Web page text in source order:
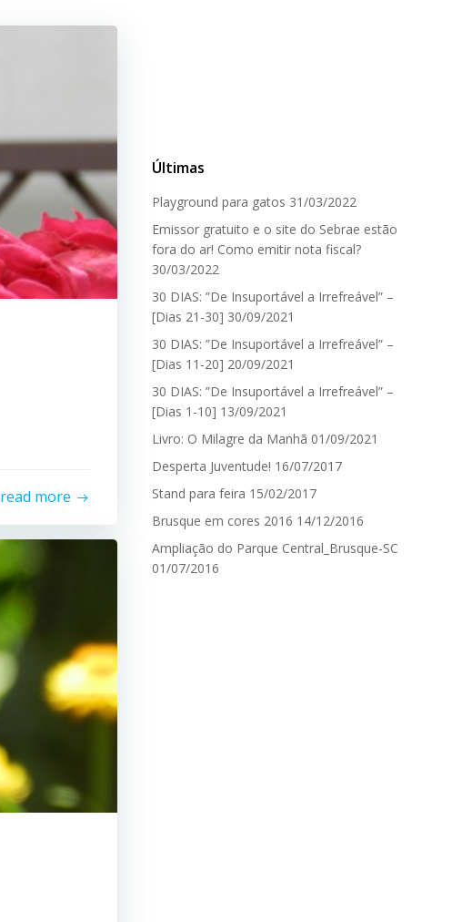
read more
Últimas
Playground para gatos 31/03/2022
Emissor gratuito e o site do Sebrae estão
fora do ar! Como emitir nota fiscal?
30/03/2022
30 DIAS: ”De Insuportável a Irrefreável” –
[Dias 21-30] 30/09/2021
30 DIAS: ”De Insuportável a Irrefreável” –
[Dias 11-20] 20/09/2021
30 DIAS: ”De Insuportável a Irrefreável” –
[Dias 1-10] 13/09/2021
Livro: O Milagre da Manhã 01/09/2021
Desperta Juventude! 16/07/2017
Stand para feira 15/02/2017
Brusque em cores 2016 14/12/2016
Ampliação do Parque Central_Brusque-SC
01/07/2016